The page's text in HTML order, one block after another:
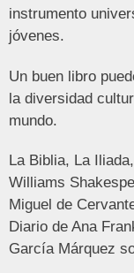
instrumento
jóvenes.
Un buen libro
la diversidad
mundo.
La Biblia, La
Williams
Miguel de
Diario de Ana
García Márquez